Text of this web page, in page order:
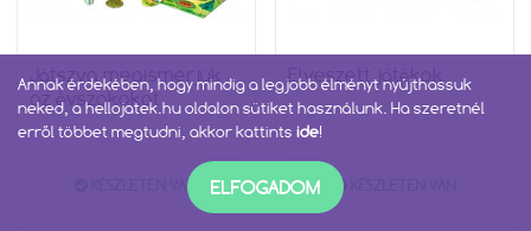
Játszva megismerjük
az évszakokat
KÉSZLETEN VAN
Elveszett játékok
Annak érdekében, hogy mindig a legjobb élményt nyújthassuk
neked, a hellojatek.hu oldalon sütiket használunk. Ha szeretnél
erről többet megtudni, akkor kattints ide!
ELFOGADOM